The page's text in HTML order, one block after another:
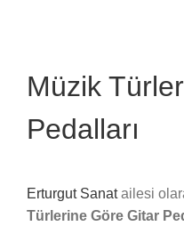
Müzik
Pedalları
Erturgut Sanatailesi
Türlerine Göre Gitar